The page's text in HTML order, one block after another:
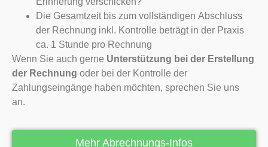
Die Gesamtzeit bis zum vollständigen Abschluss
der Rechnung inkl. Kontrolle beträgt in der Praxis
ca. 1 Stunde pro Rechnung
Wenn Sie auch gerne Unterstützung bei der Erstellung
der Rechnung oder bei der Kontrolle der
Zahlungseingänge haben möchten, sprechen Sie uns
an.
Mehr Abrechnungs-Infos